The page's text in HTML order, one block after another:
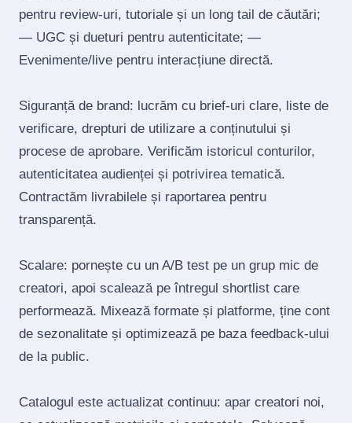
pentru review‑uri, tutoriale și un long tail de căutări;
— UGC și dueturi pentru autenticitate; —
Evenimente/live pentru interacțiune directă.
Siguranță de brand: lucrăm cu brief‑uri clare, liste de
verificare, drepturi de utilizare a conținutului și
procese de aprobare. Verificăm istoricul conturilor,
autenticitatea audienței și potrivirea tematică.
Contractăm livrabilele și raportarea pentru
transparență.
Scalare: pornește cu un A/B test pe un grup mic de
creatori, apoi scalează pe întregul shortlist care
performează. Mixează formate și platforme, ține cont
de sezonalitate și optimizează pe baza feedback‑ului
de la public.
Catalogul este actualizat continuu: apar creatori noi,